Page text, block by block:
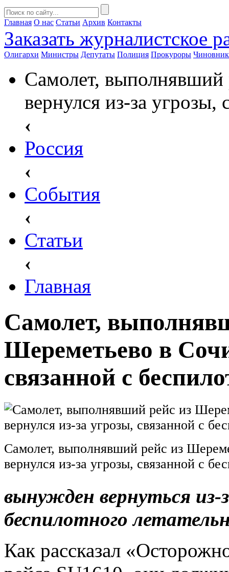
Главная О нас Статьи Архив Контакты
Заказать журналистское
Олигархи Министры Депутаты Полиция Прокуроры
Самолет,
вернулся из-за угрозы,
‹
Россия
‹
События
‹
Статьи
‹
Главная
Самолет,
Шереметьево в
связанной с
Самолет, выполнявший рейс из
вернулся из-за угрозы, связанной с
вынужден вернуться из-
беспилотного
Как рассказал